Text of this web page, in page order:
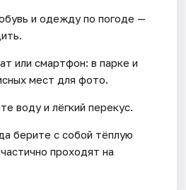
и одежду по погоде —
или смартфон: в парке и
мест для фото.
воду и лёгкий перекус.
берите с собой тёплую
проходят на